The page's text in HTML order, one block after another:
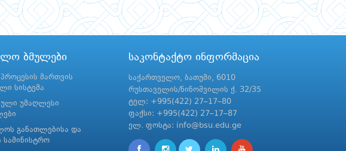
ბმულები
მართვის
სისტემა
უმაღლესი
განათლებისა და
სამინისტრო
საკონტაქტო ინფორმაცია
საქართველო, ბათუმი, 6010
რუსთაველის/ნინოშვილის ქ. 32/35
ტელ: +995(422) 27–17–80
ფაქსი: +995(422) 27–17–87
ელ. ფოსტა: info@bsu.edu.ge